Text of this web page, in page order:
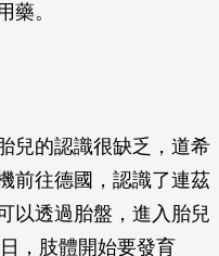
藥。
兒的認識很缺乏，道希
前往德國，認識了連茲
以透過胎盤，進入胎兒
，肢體開始要發育